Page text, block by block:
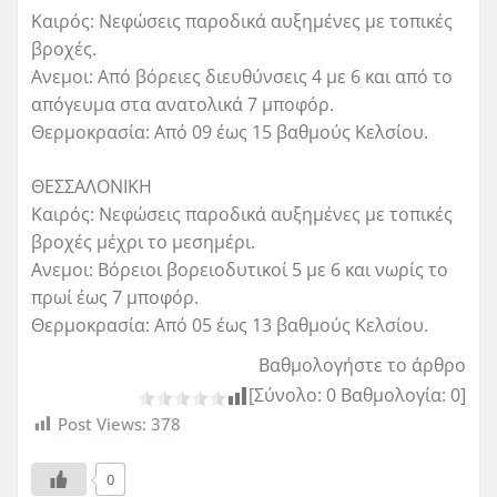
Καιρός: Νεφώσεις παροδικά αυξημένες με τοπικές
βροχές.
Ανεμοι: Από βόρειες διευθύνσεις 4 με 6 και από το
απόγευμα στα ανατολικά 7 μποφόρ.
Θερμοκρασία: Από 09 έως 15 βαθμούς Κελσίου.
ΘΕΣΣΑΛΟΝΙΚΗ
Καιρός: Νεφώσεις παροδικά αυξημένες με τοπικές
βροχές μέχρι το μεσημέρι.
Ανεμοι: Βόρειοι βορειοδυτικοί 5 με 6 και νωρίς το
πρωί έως 7 μποφόρ.
Θερμοκρασία: Από 05 έως 13 βαθμούς Κελσίου.
Βαθμολογήστε το άρθρο
[Σύνολο: 0 Βαθμολογία: 0]
Post Views: 378
0